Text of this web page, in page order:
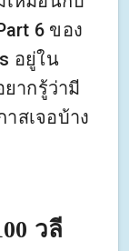
6 ของ
อยู่ใน
ากรู้ว่ามี
สเจอบ้าง
วลี